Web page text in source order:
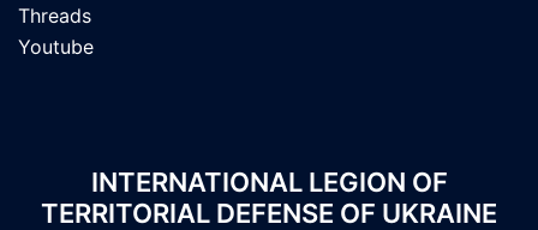
Threads
Youtube
INTERNATIONAL LEGION OF
TERRITORIAL DEFENSE OF UKRAINE